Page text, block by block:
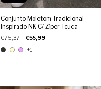
Conjunto Moletom Tradicional
Inspirado NK C/ Zíper Touca
€75,37 €55,99
+1